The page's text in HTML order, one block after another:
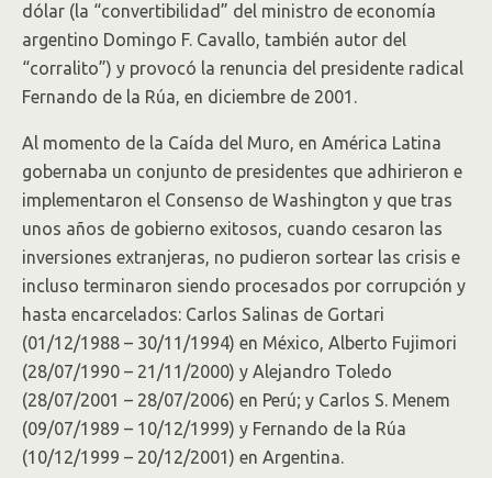
dólar (la “convertibilidad” del ministro de economía
argentino Domingo F. Cavallo, también autor del
“corralito”) y provocó la renuncia del presidente radical
Fernando de la Rúa, en diciembre de 2001.
Al momento de la Caída del Muro, en América Latina
gobernaba un conjunto de presidentes que adhirieron e
implementaron el Consenso de Washington y que tras
unos años de gobierno exitosos, cuando cesaron las
inversiones extranjeras, no pudieron sortear las crisis e
incluso terminaron siendo procesados por corrupción y
hasta encarcelados: Carlos Salinas de Gortari
(01/12/1988 – 30/11/1994) en México, Alberto Fujimori
(28/07/1990 – 21/11/2000) y Alejandro Toledo
(28/07/2001 – 28/07/2006) en Perú; y Carlos S. Menem
(09/07/1989 – 10/12/1999) y Fernando de la Rúa
(10/12/1999 – 20/12/2001) en Argentina.